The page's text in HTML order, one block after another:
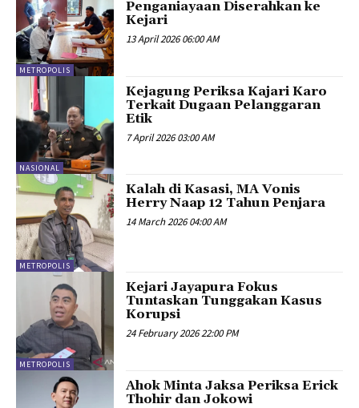
METROPOLIS
Penganiayaan Diserahkan ke
Kejari
13 April 2026 06:00 AM
NASIONAL
Kejagung Periksa Kajari Karo
Terkait Dugaan Pelanggaran
Etik
7 April 2026 03:00 AM
METROPOLIS
Kalah di Kasasi, MA Vonis
Herry Naap 12 Tahun Penjara
14 March 2026 04:00 AM
METROPOLIS
Kejari Jayapura Fokus
Tuntaskan Tunggakan Kasus
Korupsi
24 February 2026 22:00 PM
Ahok Minta Jaksa Periksa Erick
Thohir dan Jokowi